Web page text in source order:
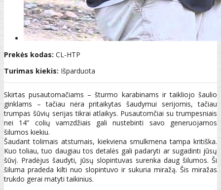
Prekės kodas: CL-HTP
Turimas kiekis: Išparduota
Skirtas pusautomačiams – šturmo karabinams ir taikliojo šaulio
ginklams – tačiau nėra pritaikytas šaudymui serijomis, tačiau
trumpas šūvių serijas tikrai atlaikys. Pusautomčiai su trumpesniais
nei 14” colių vamzdžiais gali nustebinti savo generuojamos
šilumos kiekiu.
Šaudant tolimais atstumais, kiekviena smulkmena tampa kritiška.
Kuo toliau, tuo daugiau tos detalės gali padaryti ar sugadinti jūsų
šūvį. Pradėjus šaudyti, jūsų slopintuvas surenka daug šilumos. Ši
šiluma pradeda kilti nuo slopintuvo ir sukuria miražą. Šis miražas
trukdo gerai matyti taikinius.